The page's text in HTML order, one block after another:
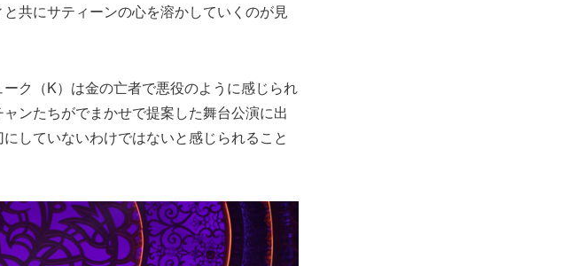
共にサティーンの心を溶かしていくのが見
ク（K）は金の亡者で悪役のように感じられ
ンたちがでまかせで提案した舞台公演に出
していないわけではないと感じられること